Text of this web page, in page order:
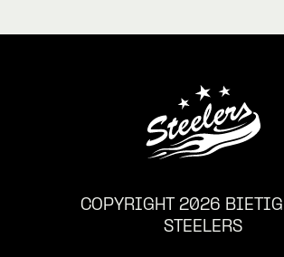
COPYRIGHT 2026
STEELERS